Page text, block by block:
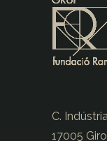
C.
17005